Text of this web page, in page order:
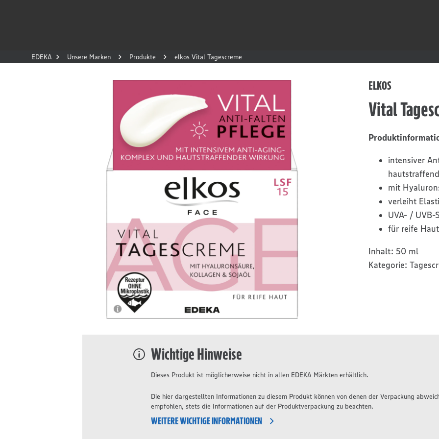
EDEKA Unsere Marken Produkte elkos Vital Tagescreme
ELKOS
Vital
intensiver
mit
verleiht
UVA- / UVB-
für reife Haut
Inhalt: 50 ml
Kategorie:
Wichtige Hinweise
Dieses Produkt ist möglicherweise nicht in allen EDEKA Märkten erhältlich.
Die hier dargestellten Informationen zu diesem Produkt können von denen der Verpackung
empfohlen, stets die Informationen auf der Produktverpackung zu beachten.
WEITERE WICHTIGE INFORMATIONEN